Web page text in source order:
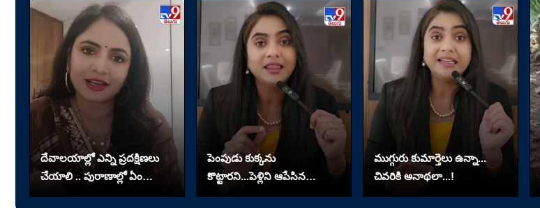
దేవాలయాల్లో ఎన్ని ప్రదక్షిణలు
చేయాలి .. పురాణాల్లో ఏం
చెప్పారు?
పెంపుడు కుక్కను
కొట్టారని...పెళ్లిని ఆపేసిన
పెళ్లికూతురు
ముగ్గురు కుమార్తెలు ఉన్నా...
చివరికి అనాథలా...!